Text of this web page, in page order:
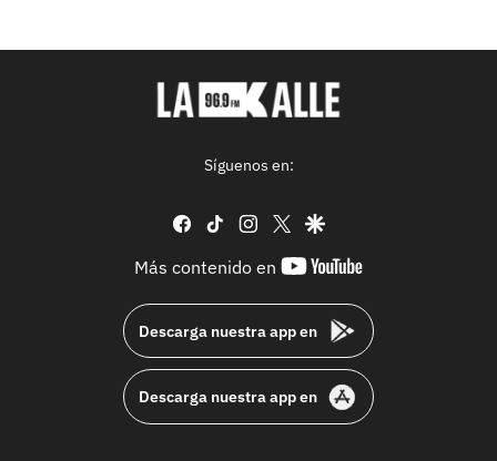
Síguenos en:
facebook
tiktok instagram
twittergoogle
Más contenido en
youtube-
Descarga nuestra app en
Descarga nuestra app en